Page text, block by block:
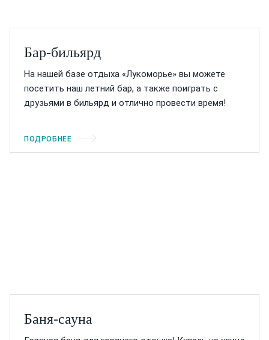
Бар-бильярд
На нашей базе отдыха «Лукоморье» вы можете
посетить наш летний бар, а также поиграть с
друзьями в бильярд и отлично провести время!
ПОДРОБНЕЕ
Баня-сауна